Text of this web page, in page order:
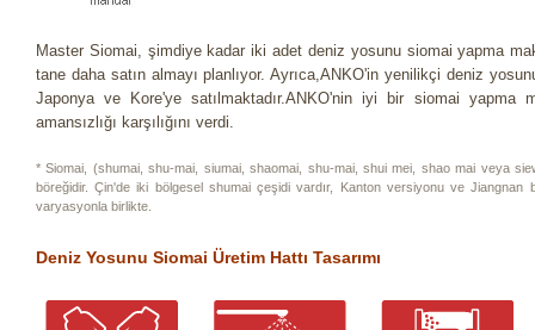
Master Siomai, şimdiye kadar iki adet deniz yosunu siomai yapma
tane daha satın almayı planlıyor. Ayrıca,ANKO'in yenilikçi deniz
Japonya ve Kore'ye satılmaktadır.ANKO'nin iyi bir siomai yapma
amansızlığı karşılığını verdi.
* Siomai, (shumai, shu-mai, siumai, shaomai, shu-mai, shui mei, shao mai veya
böreğidir. Çin'de iki bölgesel shumai çeşidi vardır, Kanton versiyonu ve
varyasyonla birlikte.
Deniz Yosunu Siomai Üretim Hattı Tasarımı